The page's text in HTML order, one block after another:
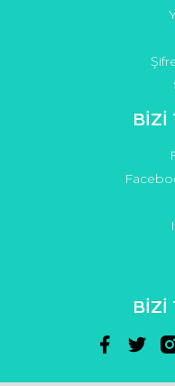
BİZİ
BİZİ